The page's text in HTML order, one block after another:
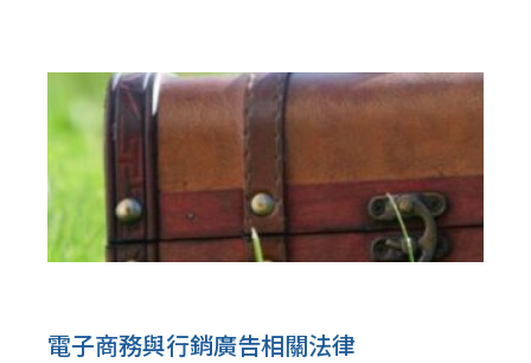
略，協助家族領導人推廣家族傳承的理念。
電子商務與行銷廣告相關法律